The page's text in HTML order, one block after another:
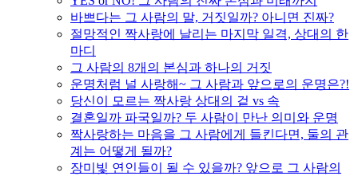
바쁘다는 그 사람의 말, 거짓일까? 아니면 진짜?
절망적인 짝사랑에 날리는 마지막 일격, 상대의 한
마디
그 사람의 8개의 본심과 하나의 거짓
운명처럼 널 사랑해~ 그 사람과 앞으로의 운명은?!
당신이 모르는 짝사랑 상대의 겉 vs 속
결혼일까 파국일까? 두 사람이 만난 의미와 운명
짝사랑하는 마음을 그 사람에게 들킨다면, 둘의 관
계는 어떻게 될까?
장미빛 연인들이 될 수 있을까? 앞으로 그 사람의